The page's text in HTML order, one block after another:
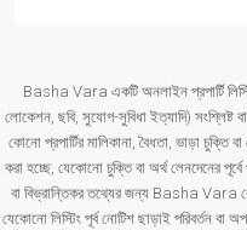
Basha Vara একটি অনলাইন প্রপার্টি
লোকেশন, ছবি, সুযোগ-সুবিধা ইত্যাদি)
কোনো প্রপার্টির মালিকানা, বৈধতা, ভাড়া চুক্তি
করা হচ্ছে, যেকোনো চুক্তি বা অর্থ লেনদেনের
বা বিভ্রান্তিকর তথ্যের জন্য Basha Vara
যেকোনো লিস্টিং পূর্ব নোটিশ ছাড়াই পরিবর্তন বা